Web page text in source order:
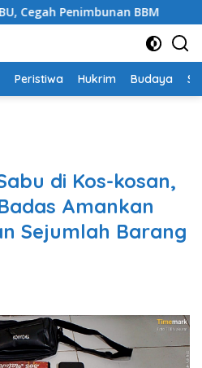
Penimbunan BBM
Peristiwa Hukrim Budaya
di Kos-kosan,
Amankan
Sejumlah Barang